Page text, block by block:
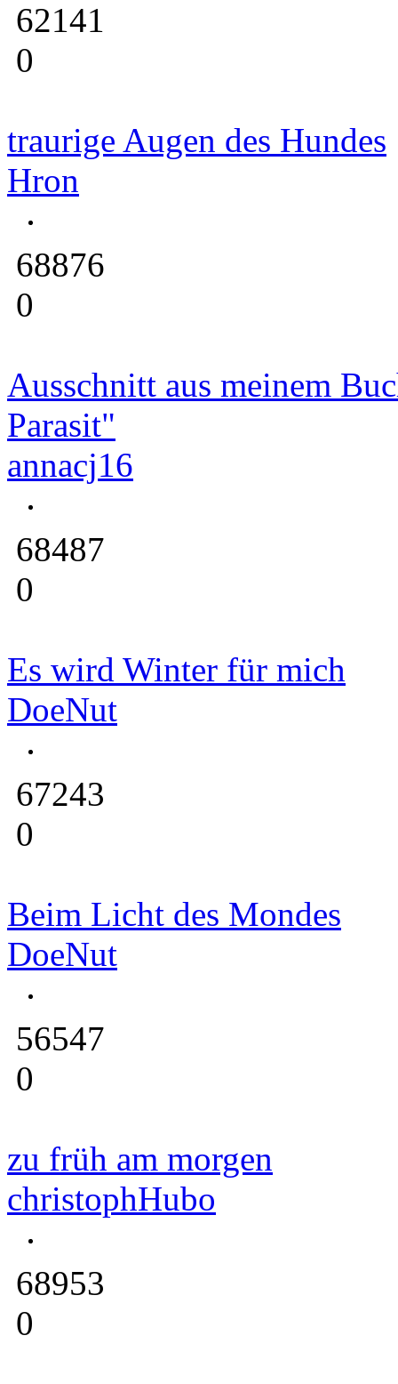
62141
0
traurige Augen des Hundes
Hron
68876
0
Ausschnitt aus meinem
Parasit"
annacj16
68487
0
Es wird Winter für mich
DoeNut
67243
0
Beim Licht des Mondes
DoeNut
56547
0
zu früh am morgen
christophHubo
68953
0